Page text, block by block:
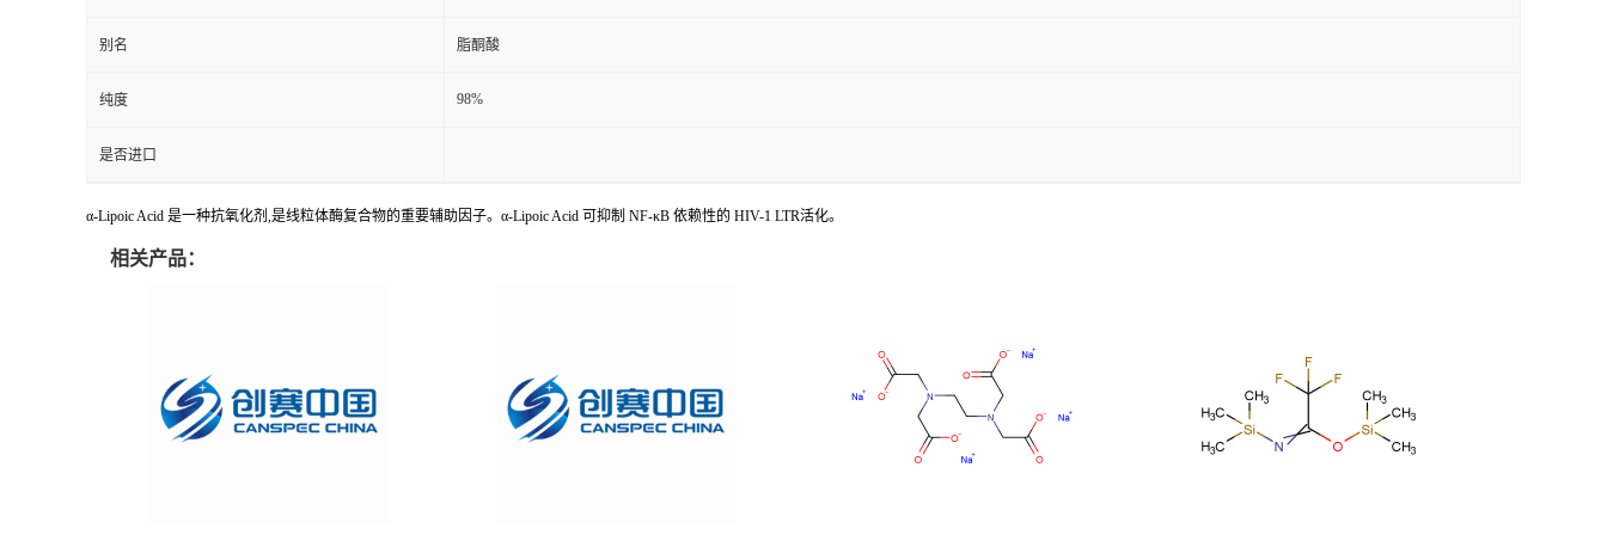
别名 脂酮酸
纯度 98%
是否进口
α-Lipoic Acid 是一种抗氧化剂,是线粒体酶复合物的重要辅助因子。α-Lipoic Acid 可抑制 NF-κB 依赖性的 HIV-1 LTR活化。
相关产品：